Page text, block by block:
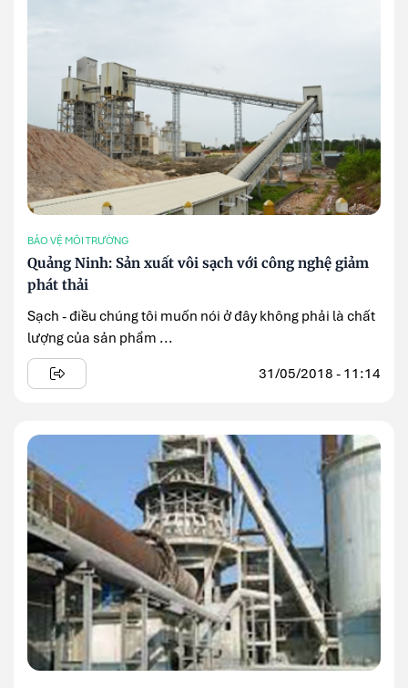
BẢO VỆ MÔI TRƯỜNG
Quảng Ninh: Sản xuất vôi sạch với công nghệ giảm
phát thải
Sạch - điều chúng tôi muốn nói ở đây không phải là chất
lượng của sản phẩm ...
31/05/2018 - 11:14